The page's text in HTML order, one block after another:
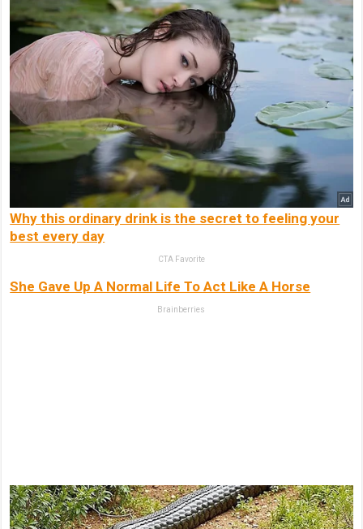
Why this ordinary drink is the secret to feeling your
best every day
CTA Favorite
She Gave Up A Normal Life To Act Like A Horse
Brainberries